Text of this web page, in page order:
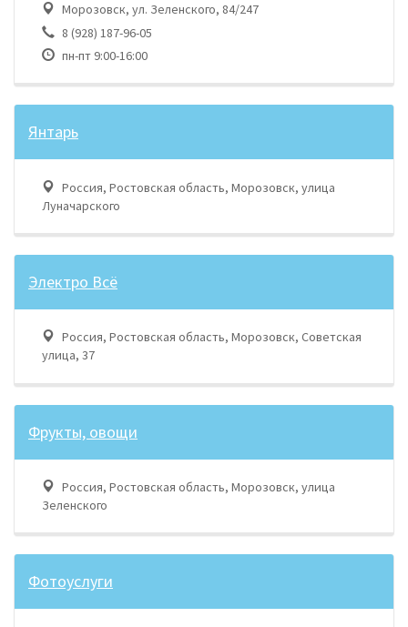
Морозовск, ул. Зеленского, 84/247
8 (928) 187-96-05
пн-пт 9:00-16:00
Янтарь
Россия, Ростовская область, Морозовск, улица
Луначарского
Электро Всё
Россия, Ростовская область, Морозовск, Советская
улица, 37
Фрукты, овощи
Россия, Ростовская область, Морозовск, улица
Зеленского
Фотоуслуги